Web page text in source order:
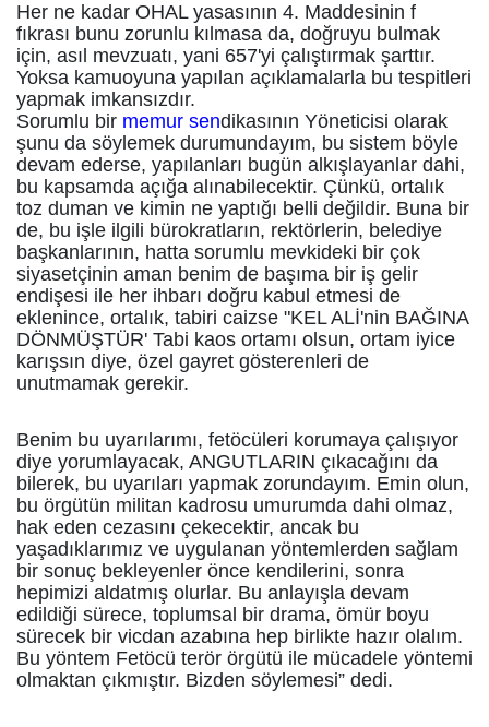
Her ne kadar OHAL yasasının 4. Maddesinin f
fıkrası bunu zorunlu kılmasa da, doğruyu bulmak
için, asıl mevzuatı, yani 657'yi çalıştırmak şarttır.
Yoksa kamuoyuna yapılan açıklamalarla bu tespitleri
yapmak imkansızdır.
Sorumlu bir memur sendikasının Yöneticisi olarak
şunu da söylemek durumundayım, bu sistem böyle
devam ederse, yapılanları bugün alkışlayanlar dahi,
bu kapsamda açığa alınabilecektir. Çünkü, ortalık
toz duman ve kimin ne yaptığı belli değildir. Buna bir
de, bu işle ilgili bürokratların, rektörlerin, belediye
başkanlarının, hatta sorumlu mevkideki bir çok
siyasetçinin aman benim de başıma bir iş gelir
endişesi ile her ihbarı doğru kabul etmesi de
eklenince, ortalık, tabiri caizse "KEL ALİ'nin BAĞINA
DÖNMÜŞTÜR' Tabi kaos ortamı olsun, ortam iyice
karışsın diye, özel gayret gösterenleri de
unutmamak gerekir.
Benim bu uyarılarımı, fetöcüleri korumaya çalışıyor
diye yorumlayacak, ANGUTLARIN çıkacağını da
bilerek, bu uyarıları yapmak zorundayım. Emin olun,
bu örgütün militan kadrosu umurumda dahi olmaz,
hak eden cezasını çekecektir, ancak bu
yaşadıklarımız ve uygulanan yöntemlerden sağlam
bir sonuç bekleyenler önce kendilerini, sonra
hepimizi aldatmış olurlar. Bu anlayışla devam
edildiği sürece, toplumsal bir drama, ömür boyu
sürecek bir vicdan azabına hep birlikte hazır olalım.
Bu yöntem Fetöcü terör örgütü ile mücadele yöntemi
olmaktan çıkmıştır. Bizden söylemesi” dedi.